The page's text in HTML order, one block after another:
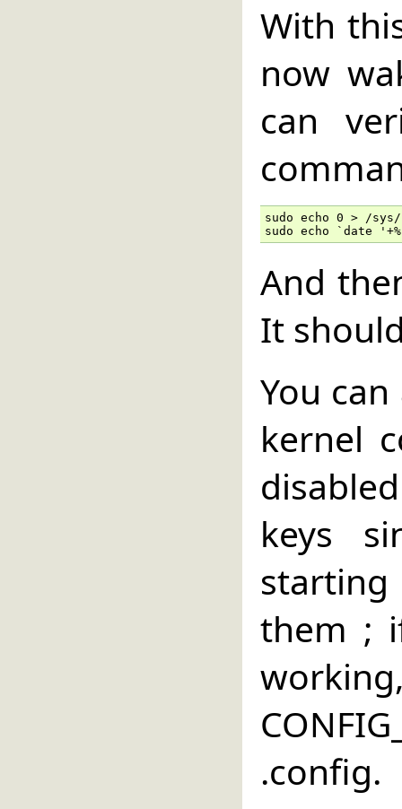
With
now
can
sudo echo 0 > /
sudo echo `date
And
It
You
kernel
keys
them ;
.config.